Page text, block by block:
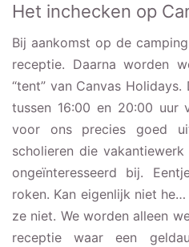
Het inchecken op
Bij aankomst op de
receptie. Daarna worden
“tent” van Canvas
tussen 16:00 en 20:00 uur
voor ons precies goed
scholieren die
ongeïnteresseerd bij.
roken. Kan eigenlijk niet
ze niet. We worden alleen
receptie waar een